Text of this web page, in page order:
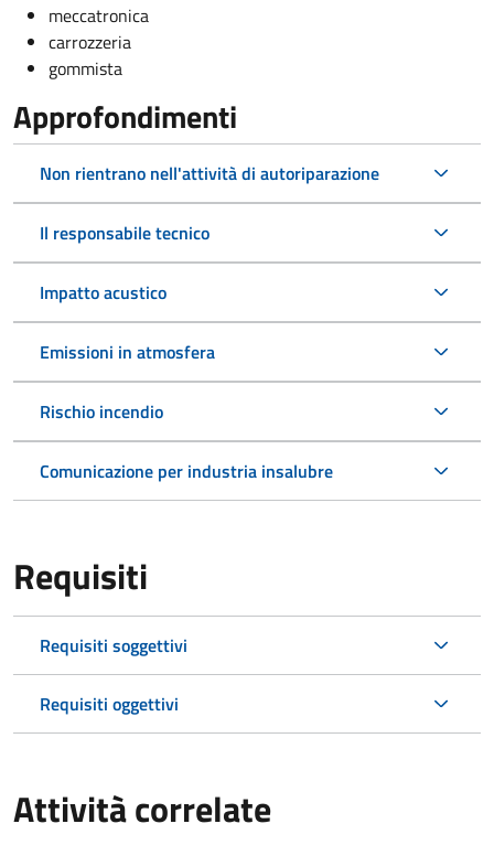
meccatronica
carrozzeria
gommista
Approfondimenti
Non rientrano nell'attività di autoriparazione
Il responsabile tecnico
Impatto acustico
Emissioni in atmosfera
Rischio incendio
Comunicazione per industria insalubre
Requisiti
Requisiti soggettivi
Requisiti oggettivi
Attività correlate